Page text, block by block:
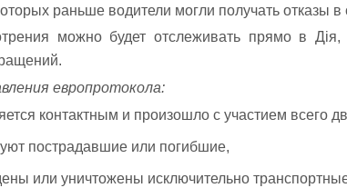
раньше водители могли получать отказы
можно будет отслеживать прямо в
европротокола:
контактным и произошло с участием всего
пострадавшие или погибшие,
или уничтожены исключительно